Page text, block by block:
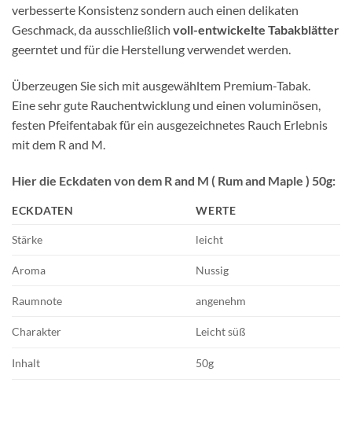
verbesserte Konsistenz sondern auch einen delikaten
Geschmack, da ausschließlich voll-entwickelte Tabakblätter
geerntet und für die Herstellung verwendet werden.
Überzeugen Sie sich mit ausgewähltem Premium-Tabak.
Eine sehr gute Rauchentwicklung und einen voluminösen,
festen Pfeifentabak für ein ausgezeichnetes Rauch Erlebnis
mit dem R and M.
Hier die Eckdaten von dem R and M ( Rum and Maple ) 50g:
ECKDATEN WERTE
Stärke leicht
Aroma Nussig
Raumnote angenehm
Charakter Leicht süß
Inhalt 50g